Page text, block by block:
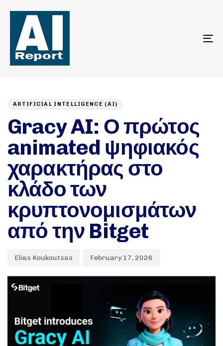
ARTIFICIAL INTELLIGENCE (AI)
Gracy AI: Ο πρώτος
animated ψηφιακός
χαρακτήρας στο
κλάδο των
κρυπτονομισμάτων
από την Bitget
Elias Koukoutsas February 17, 2026